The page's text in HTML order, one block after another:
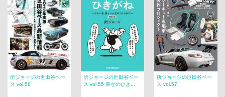
所ジョージの世田谷ベー
ス vol.58
所ジョージの世田谷ベー
ス vol.55 幸せのひき...
所ジョージの世田谷ベー
ス vol.57